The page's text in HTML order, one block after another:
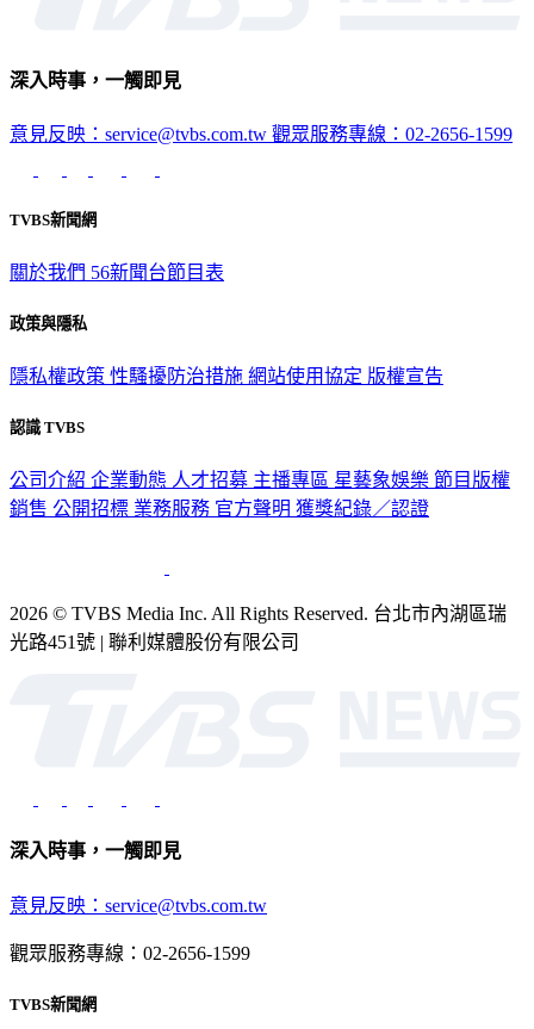
深入時事，一觸即見
意見反映：service@tvbs.com.tw 觀眾服務專線：02-2656-1599
TVBS新聞網
關於我們 56新聞台節目表
政策與隱私
隱私權政策 性騷擾防治措施 網站使用協定 版權宣告
認識 TVBS
公司介紹 企業動態 人才招募 主播專區 星藝象娛樂 節目版權
銷售 公開招標 業務服務 官方聲明 獲獎紀錄／認證
2026 © TVBS Media Inc. All Rights Reserved. 台北市內湖區瑞
光路451號 | 聯利媒體股份有限公司
深入時事，一觸即見
意見反映：service@tvbs.com.tw
觀眾服務專線：02-2656-1599
TVBS新聞網